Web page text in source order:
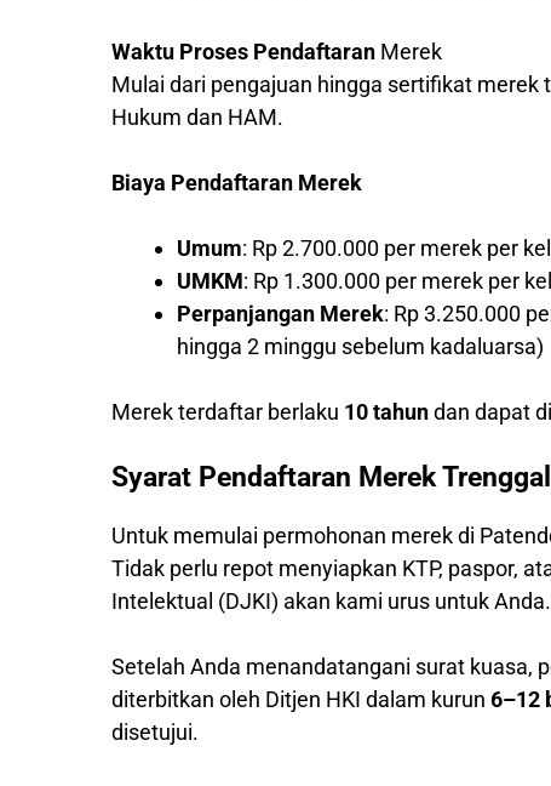
Waktu Proses Pendaftaran Merek
Mulai dari pengajuan hingga sertifikat merek
Hukum dan HAM.
Biaya Pendaftaran Merek
Umum: Rp 2.700.000 per merek per
UMKM: Rp 1.300.000 per merek per
Perpanjangan Merek: Rp 3.250.000
hingga 2 minggu sebelum kadaluarsa)
Merek terdaftar berlaku 10 tahundan dapat
Syarat Pendaftaran Merek
Untuk memulai permohonan merek di
Tidak perlu repot menyiapkan KTP, paspor,
Intelektual (DJKI) akan kami urus untuk Anda.
Setelah Anda menandatangani surat kuasa,
diterbitkan oleh Ditjen HKI dalam kurun 6–12
disetujui.